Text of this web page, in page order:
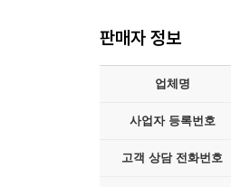
모든 것이 변하기 때
변하지 않는 것은 존
우리도 숨을 내뱉거
『하루 한 장 부처의
스리랑카 불교계의
‘지금 이 순간에 집
판매자 정보
업체명
사업자 등록번호
고객 상담 전화번호